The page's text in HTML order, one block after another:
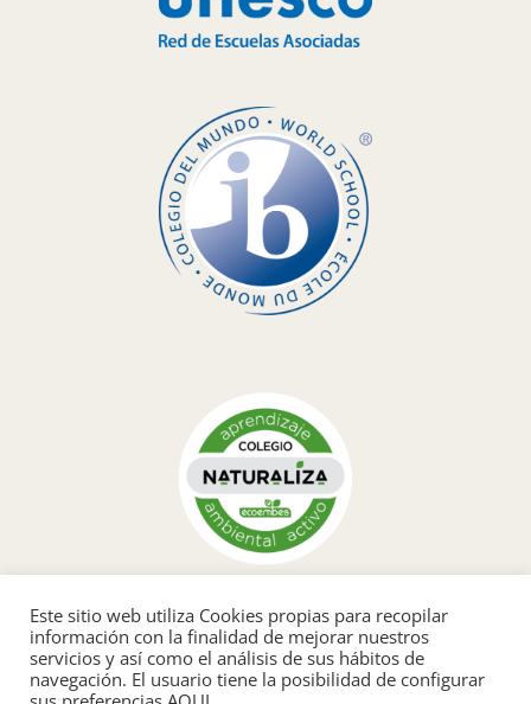
Este sitio web utiliza Cookies propias para recopilar
información con la finalidad de mejorar nuestros
servicios y así como el análisis de sus hábitos de
navegación. El usuario tiene la posibilidad de configurar